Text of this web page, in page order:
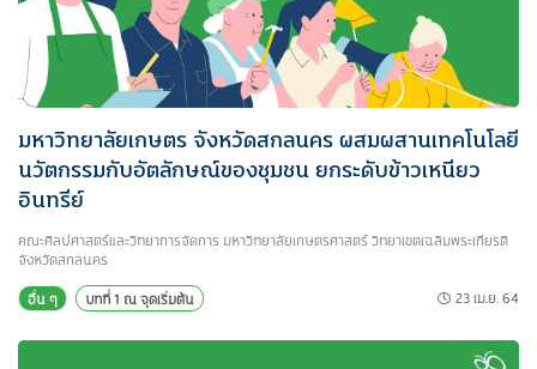
มหาวิทยาลัยเกษตร จังหวัดสกลนคร ผสมผสานเทคโนโลยี
นวัตกรรมกับอัตลักษณ์ของชุมชน ยกระดับข้าวเหนียว
อินทรีย์
คณะศิลปศาสตร์และวิทยาการจัดการ มหาวิทยาลัยเกษตรศาสตร์ วิทยาเขตเฉลิมพระเกียรติ
จังหวัดสกลนคร
อื่น ๆ
บทที่ 1 ณ จุดเริ่มต้น 23 เม.ย. 64